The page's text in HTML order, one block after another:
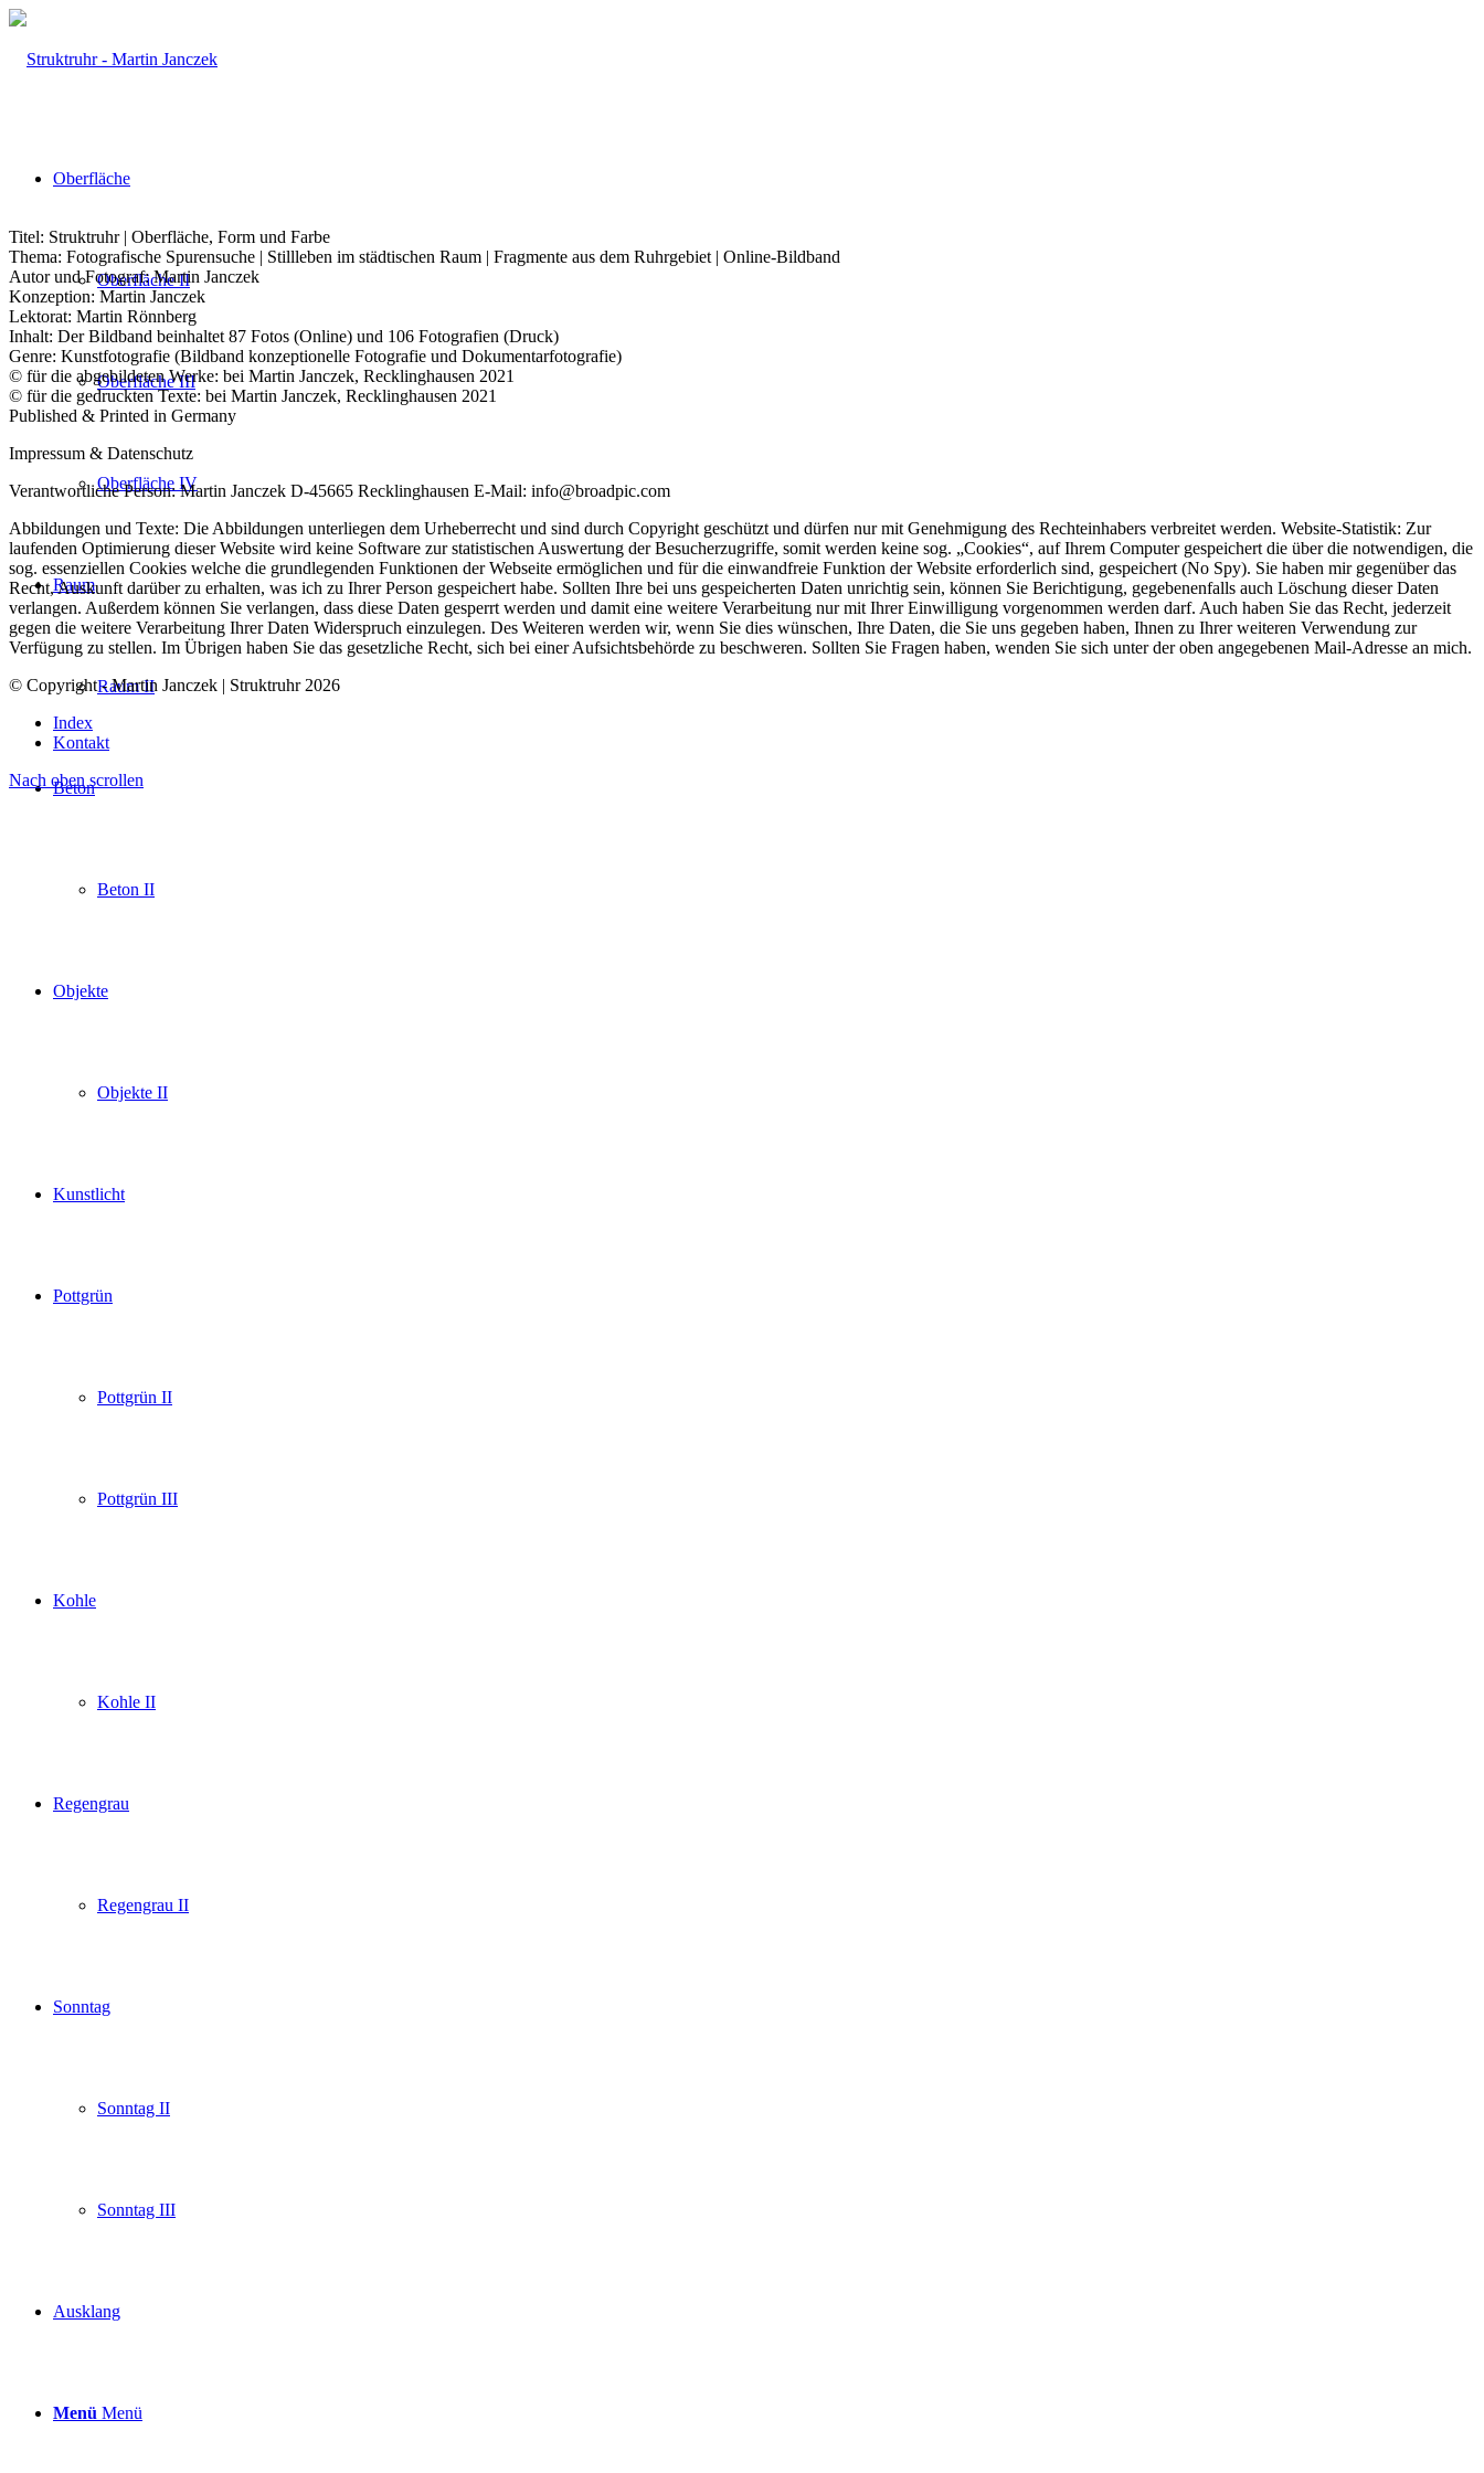
Oberfläche
Oberfläche II
Oberfläche III
Oberfläche IV
Raum
Raum II
Beton
Beton II
Objekte
Objekte II
Kunstlicht
Pottgrün
Pottgrün II
Pottgrün III
Kohle
Kohle II
Regengrau
Regengrau II
Sonntag
Sonntag II
Sonntag III
Ausklang
Menü Menü
Titel: Struktruhr | Oberfläche, Form und Farbe
Thema: Fotografische Spurensuche | Stillleben im städtischen Raum | Fragmente aus dem Ruhrgebiet | Online-Bildband
Autor und Fotograf: Martin Janczek
Konzeption: Martin Janczek
Lektorat: Martin Rönnberg
Inhalt: Der Bildband beinhaltet 87 Fotos (Online) und 106 Fotografien (Druck)
Genre: Kunstfotografie (Bildband konzeptionelle Fotografie und Dokumentarfotografie)
© für die abgebildeten Werke: bei Martin Janczek, Recklinghausen 2021
© für die gedruckten Texte: bei Martin Janczek, Recklinghausen 2021
Published & Printed in Germany
Impressum & Datenschutz
Verantwortliche Person: Martin Janczek D‑45665 Recklinghausen E‑Mail: info@broadpic.com
Abbildungen und Texte: Die Abbildungen unterliegen dem Urheberrecht und sind durch Copyright geschützt und dürfen nur mit Genehmigung des Rechteinhabers verbreitet werden. Website-Statistik: Zur
laufenden Optimierung dieser Website wird keine Software zur statistischen Auswertung der Besucherzugriffe, somit werden keine sog. „Cookies“, auf Ihrem Computer gespeichert die über die notwendigen, die
sog. essenziellen Cookies welche die grundlegenden Funktionen der Webseite ermöglichen und für die einwandfreie Funktion der Website erforderlich sind, gespeichert (No Spy). Sie haben mir gegenüber das
Recht, Auskunft darüber zu erhalten, was ich zu Ihrer Person gespeichert habe. Sollten Ihre bei uns gespeicherten Daten unrichtig sein, können Sie Berichtigung, gegebenenfalls auch Löschung dieser Daten
verlangen. Außerdem können Sie verlangen, dass diese Daten gesperrt werden und damit eine weitere Verarbeitung nur mit Ihrer Einwilligung vorgenommen werden darf. Auch haben Sie das Recht, jederzeit
gegen die weitere Verarbeitung Ihrer Daten Widerspruch einzulegen. Des Weiteren werden wir, wenn Sie dies wünschen, Ihre Daten, die Sie uns gegeben haben, Ihnen zu Ihrer weiteren Verwendung zur
Verfügung zu stellen. Im Übrigen haben Sie das gesetzliche Recht, sich bei einer Aufsichtsbehörde zu beschweren. Sollten Sie Fragen haben, wenden Sie sich unter der oben angegebenen Mail-Adresse an mich.
© Copyright - Martin Janczek | Struktruhr 2026
Index
Kontakt
Nach oben scrollen